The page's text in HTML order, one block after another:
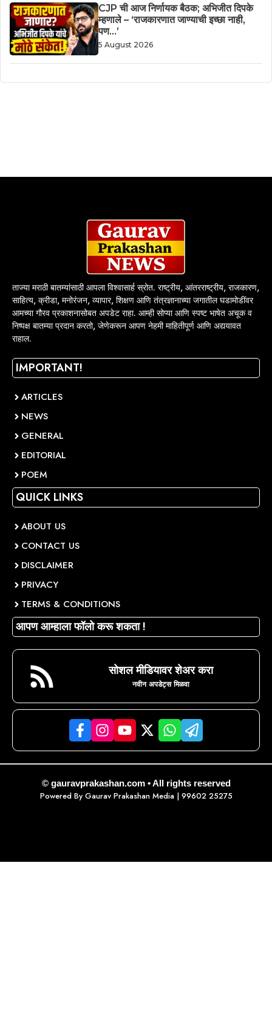
CJP ची आज निर्णायक बैठक; अभिजीत दिपके
म्हणाले – ‘राजकारणात जाण्याची इच्छा नाही,
पण…’
5 August 2026
ताज्या मराठी बातम्यांसाठी आपला विश्वासार्ह स्रोत. राष्ट्रीय, आंतरराष्ट्रीय, राजकारण,
साहित्य, क्रीडा, मनोरंजन, व्यापार, शिक्षण आणि तंत्रज्ञानाच्या जगातील घडामोडींवर
आमच्या गौरव प्रकाशनासोबत अपडेट राहा. आम्ही सोप्या आणि स्पष्ट भाषेत अचूक व
निष्पक्ष बातम्या प्रदान करतो, जेणेकरून आपण नेहमी माहितीपूर्ण आणि अद्ययावत
राहाल.
IMPORTANT!
ARTICLES
NEWS
GENERAL
EDITORIAL
POEM
QUICK LINKS
ABOUT US
CONTACT US
DISCLAIMER
PRIVACY
TERMS & CONDITIONS
आपण आम्हाला फॉलो करू शकता !
सोशल मीडियावर शेअर करा
नवीन अपडेट्स मिळवा
© gauravprakashan.com • All rights reserved
Powered By Gaurav Prakashan Media| 99602 25275